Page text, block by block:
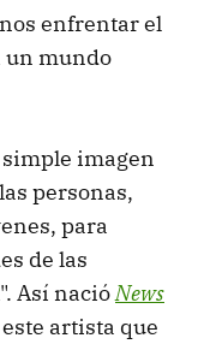
enfrentar el
un mundo
imagen
personas,
para
de las
Así nacióNews
artista que